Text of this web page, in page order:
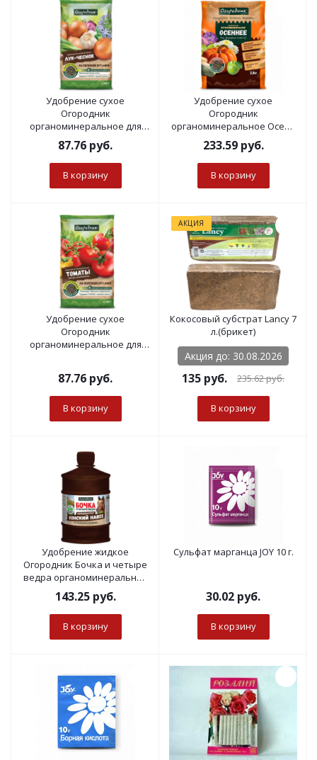
Удобрение сухое
Огородник
органоминеральное для
Лука и чеснока
гранулированное 0,9 кг
87.76 руб.
В корзину
Удобрение сухое
Огородник
органоминеральное Осень
гранулированное 2,5 кг
233.59руб.
В корзину
Удобрение сухое
Огородник
органоминеральное для
87.76 руб.
В корзину
АКЦИЯ
Кокосовый субстрат Lancy 7
л.(брикет)
Акция до: 30.08.2026
135 руб. 235.62руб.
В корзину
Удобрение жидкое
Огородник Бочка и четыре
ведра органоминеральное
Конский навоз 0,6л
143.25руб.
В корзину
Сульфат марганца JOY 10 г.
30.02 руб.
В корзину